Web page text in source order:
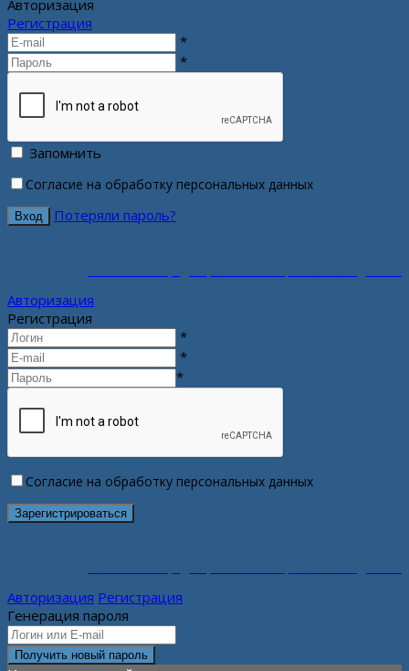
Авторизация
Регистрация
*
*
Запомнить
Согласие на обработку персональных данных
Потеряли пароль?
Авторизация
Регистрация
*
*
*
Согласие на обработку персональных данных
Авторизация Регистрация
Генерация пароля